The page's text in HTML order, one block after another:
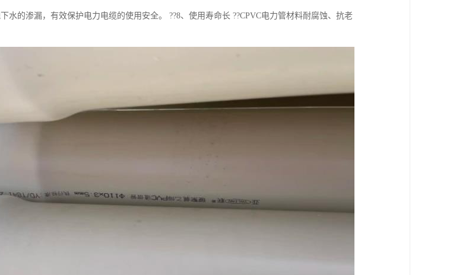
水的渗漏，有效保护电力电缆的使用安全。 ??8、使用寿命长 ??CPVC电力管材料耐腐蚀、抗老